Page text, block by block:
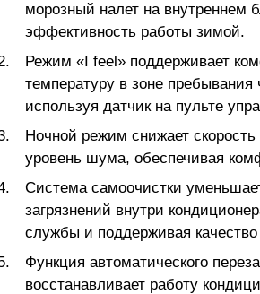
морозный налет на внутреннем
эффективность работы зимой.
Режим «I feel» поддерживает
температуру в зоне пребывания
используя датчик на пульте
Ночной режим снижает скорость
уровень шума, обеспечивая
Система самоочистки
загрязнений внутри
службы и поддерживая качество
Функция автоматического
восстанавливает работу